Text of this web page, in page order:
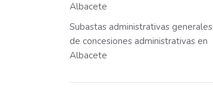
Albacete
Subastas administrativas generales
de concesiones administrativas en
Albacete